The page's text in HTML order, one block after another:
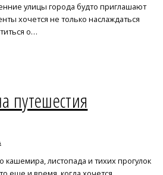
улицы города будто приглашают
хочется не только наслаждаться
о…
путешестия
кашемира, листопада и тихих прогулок